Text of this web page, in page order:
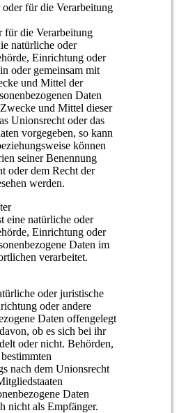
für die Verarbeitung
für die Verarbeitung
natürliche oder
Einrichtung oder
oder gemeinsam mit
und Mittel der
Daten
und Mittel dieser
Unionsrecht oder das
vorgegeben, so kann
können
seiner Benennung
oder dem Recht der
werden.
eine natürliche oder
Einrichtung oder
Daten im
verarbeitet.
oder juristische
oder andere
Daten offengelegt
ob es sich bei ihr
oder nicht. Behörden,
nach dem Unionsrecht
Daten
nicht als Empfänger.